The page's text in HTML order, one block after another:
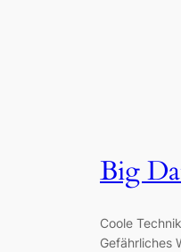
Big
Coole
Gefährliches